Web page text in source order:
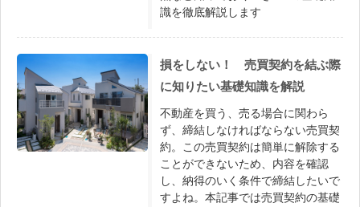
識を徹底解説します
損をしない！ 売買契約を結ぶ際
に知りたい基礎知識を解説
不動産を買う、売る場合に関わら
ず、締結しなければならない売買契
約。この売買契約は簡単に解除する
ことができないため、内容を確認
し、納得のいく条件で締結したいで
すよね。本記事では売買契約の基礎